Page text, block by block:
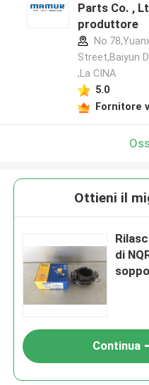
Parts Co. ,
produttore
Street,Baiyun
,La CINA
5.0
Fornitore
Ottieni il
di
Continua